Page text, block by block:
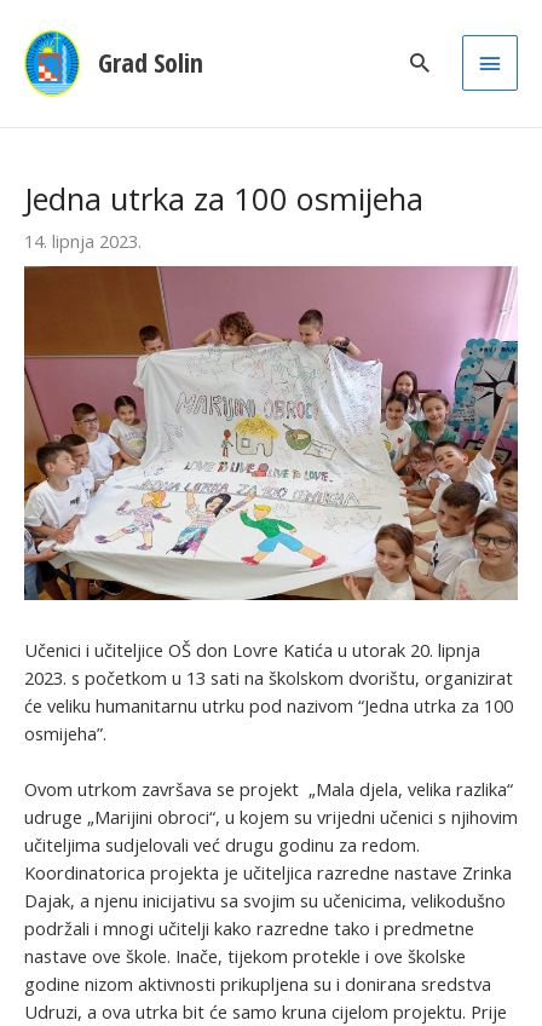
Grad Solin
Main
Jedna utrka za 100 osmijeha
14. lipnja 2023.
Učenici i učiteljice OŠ don Lovre Katića u utorak 20. lipnja
2023. s početkom u 13 sati na školskom dvorištu, organizirat
će veliku humanitarnu utrku pod nazivom “Jedna utrka za 100
osmijeha”.
Ovom utrkom završava se projekt „Mala djela, velika razlika“
udruge „Marijini obroci“, u kojem su vrijedni učenici s njihovim
učiteljima sudjelovali već drugu godinu za redom.
Koordinatorica projekta je učiteljica razredne nastave Zrinka
Dajak, a njenu inicijativu sa svojim su učenicima, velikodušno
podržali i mnogi učitelji kako razredne tako i predmetne
nastave ove škole. Inače, tijekom protekle i ove školske
godine nizom aktivnosti prikupljena su i donirana sredstva
Udruzi, a ova utrka bit će samo kruna cijelom projektu. Prije